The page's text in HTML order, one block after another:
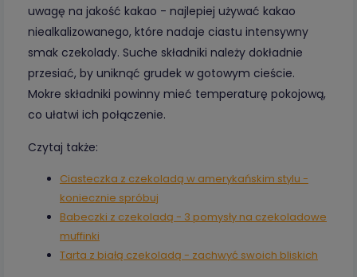
uwagę na jakość kakao - najlepiej używać kakao
niealkalizowanego, które nadaje ciastu intensywny
smak czekolady. Suche składniki należy dokładnie
przesiać, by uniknąć grudek w gotowym cieście.
Mokre składniki powinny mieć temperaturę pokojową,
co ułatwi ich połączenie.
Czytaj także:
Ciasteczka z czekoladą w amerykańskim stylu -
koniecznie spróbuj
Babeczki z czekoladą - 3 pomysły na czekoladowe
muffinki
Tarta z białą czekoladą - zachwyć swoich bliskich